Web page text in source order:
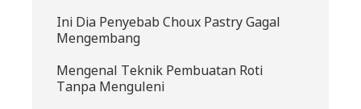
Ini Dia Penyebab Choux Pastry Gagal
Mengembang
Mengenal Teknik Pembuatan Roti
Tanpa Menguleni